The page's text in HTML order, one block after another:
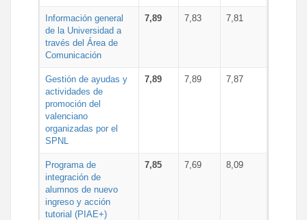
Información general
de la Universidad a
través del Área de
Comunicación
7,89 7,83 7,81
Gestión de ayudas y
actividades de
promoción del
valenciano
organizadas por el
SPNL
7,89 7,89 7,87
Programa de
integración de
alumnos de nuevo
ingreso y acción
tutorial (PIAE+)
7,85 7,69 8,09